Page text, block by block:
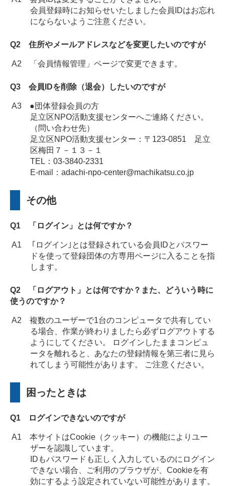
会員登録時にお知らせいたしました会員IDはお忘れ
にならないようご注意ください。
Q2 住所やメールアドレスなどを変更したいのですが
A2 「会員情報管理」ページで変更できます。
Q3 会員IDを削除（退会）したいのですが
A3 ●団体登録会員の方
足立区NPO活動支援センターへご連絡ください。
（問い合わせ先）
足立区NPO活動支援センター：〒123-0851 足立
区梅田７－１３－１
TEL： 03-3840-2331
E-mail： adachi-npo-center@machikatsu.co.jp
その他
Q1 「ログイン」とは何ですか？
A1 ｢ログイン｣とは登録されている会員IDとパスワー
ドを使って登録団体の方専用ページに入ることを指
します。
Q2 「ログアウト」とは何ですか？また、どういう時に
使うのですか？
A2 複数のユーザーで1台のコンピュータで共有してい
る場合、作業が終わりましたら必ずログアウトする
ようにしてください。 ログインしたままコンピュ
ータを離れると、あなたの登録情報を第三者に見ら
れてしまう可能性があります。 ご注意ください。
困ったときは
Q1 ログインできないのですが
A1 本サイトはCookie（クッキー）の機能によりユー
ザーを認識しています。
IDもパスワードも正しく入力しているのにログイン
できない場合、ご利用のブラウザが、Cookieを有
効にするよう設定されていない可能性があります。